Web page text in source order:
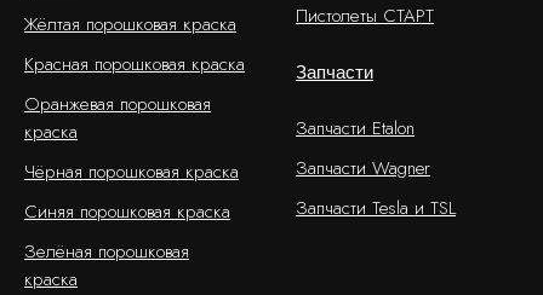
Жёлтая порошковая краска
Красная порошковая краска
Оранжевая порошковая
краска
Чёрная порошковая краска
Синяя порошковая краска
Зелёная порошковая
краска
Пистолеты СТАРТ
Запчасти
Запчасти Etalon
Запчасти Wagner
Запчасти Tesla и TSL